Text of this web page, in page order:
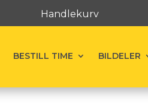
Handlekurv
BESTILL TIME BILDELER